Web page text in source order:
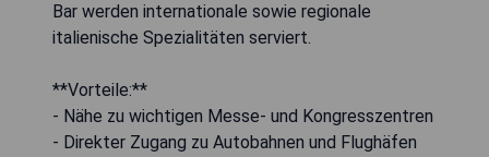
Bar werden internationale sowie regionale
italienische Spezialitäten serviert.
**Vorteile:**
- Nähe zu wichtigen Messe- und Kongresszentren
- Direkter Zugang zu Autobahnen und Flughäfen